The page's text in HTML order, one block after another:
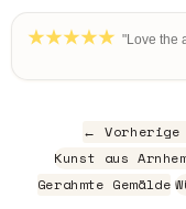
"Love the
← Vorherige
Kunst aus
Gerahmte Gemälde